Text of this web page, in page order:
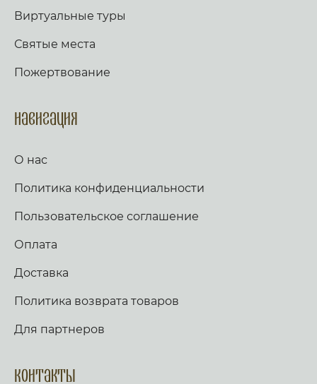
Виртуальные туры
Святые места
Пожертвование
Навигация
О нас
Политика конфиденциальности
Пользовательское соглашение
Оплата
Доставка
Политика возврата товаров
Для партнеров
Контакты